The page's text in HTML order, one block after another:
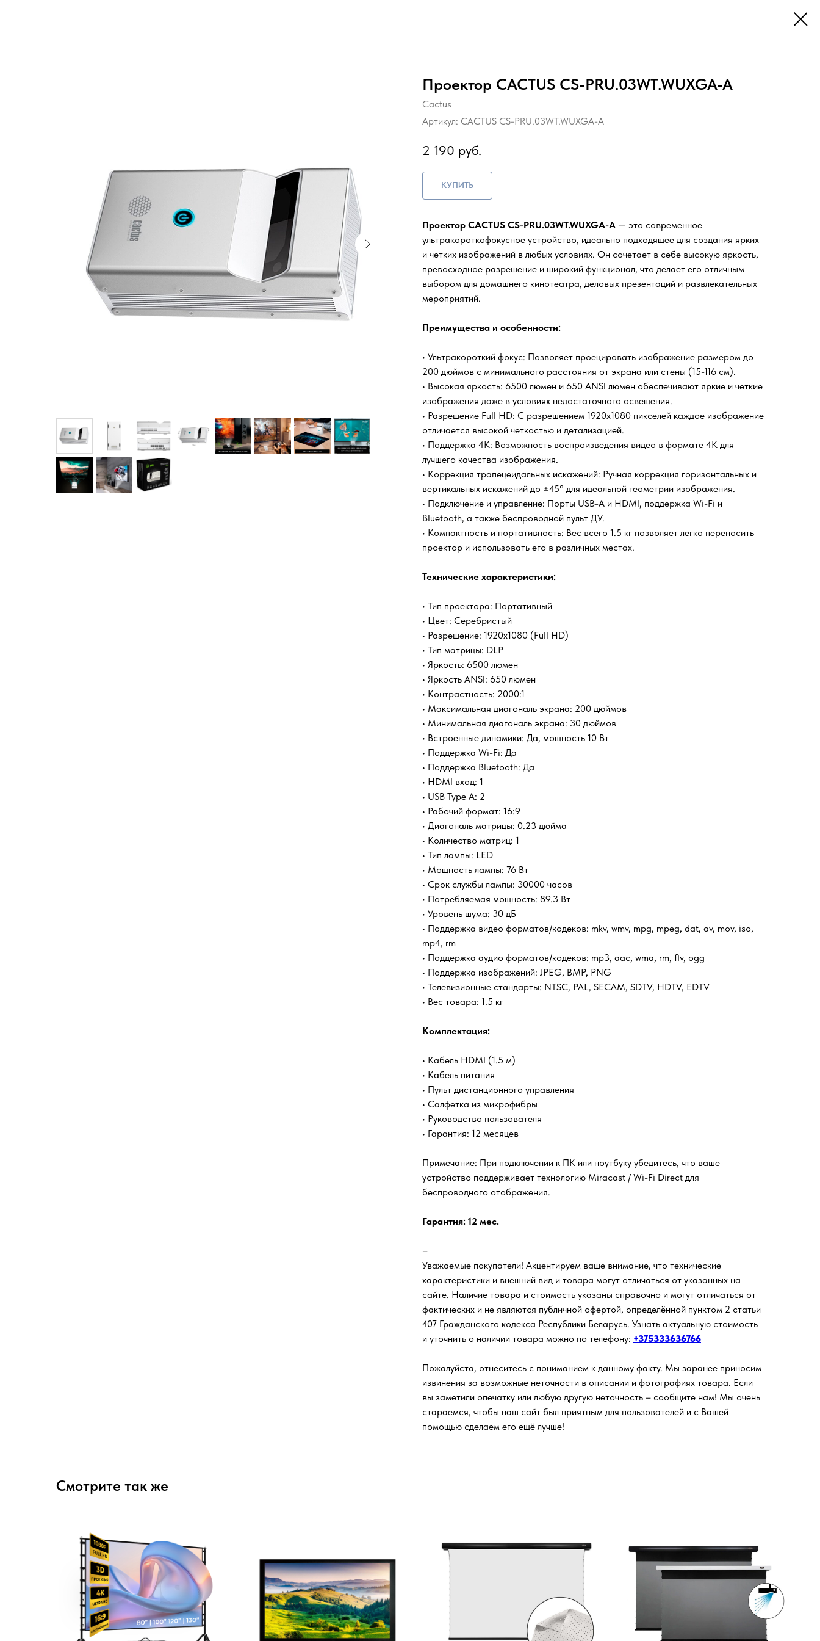
Проектор CACTUS CS-PRU.03WT.WUXGA-A
Cactus
Артикул: CACTUS CS-PRU.03WT.WUXGA-A
2 190 руб.
КУПИТЬ
Проектор CACTUS CS-PRU.03WT.WUXGA-A — это современное
ультракороткофокусное устройство, идеально подходящее для создания ярких
и четких изображений в любых условиях. Он сочетает в себе высокую яркость,
превосходное разрешение и широкий функционал, что делает его отличным
выбором для домашнего кинотеатра, деловых презентаций и развлекательных
мероприятий.
Преимущества и особенности:
• Ультракороткий фокус: Позволяет проецировать изображение размером до
200 дюймов с минимального расстояния от экрана или стены (15-116 см).
• Высокая яркость: 6500 люмен и 650 ANSI люмен обеспечивают яркие и четкие
изображения даже в условиях недостаточного освещения.
• Разрешение Full HD: С разрешением 1920x1080 пикселей каждое изображение
отличается высокой четкостью и детализацией.
• Поддержка 4K: Возможность воспроизведения видео в формате 4K для
лучшего качества изображения.
• Коррекция трапецеидальных искажений: Ручная коррекция горизонтальных и
вертикальных искажений до ±45° для идеальной геометрии изображения.
• Подключение и управление: Порты USB-A и HDMI, поддержка Wi-Fi и
Bluetooth, а также беспроводной пульт ДУ.
• Компактность и портативность: Вес всего 1.5 кг позволяет легко переносить
проектор и использовать его в различных местах.
Технические характеристики:
• Тип проектора: Портативный
• Цвет: Серебристый
• Разрешение: 1920x1080 (Full HD)
• Тип матрицы: DLP
• Яркость: 6500 люмен
• Яркость ANSI: 650 люмен
• Контрастность: 2000:1
• Максимальная диагональ экрана: 200 дюймов
• Минимальная диагональ экрана: 30 дюймов
• Встроенные динамики: Да, мощность 10 Вт
• Поддержка Wi-Fi: Да
• Поддержка Bluetooth: Да
• HDMI вход: 1
• USB Type A: 2
• Рабочий формат: 16:9
• Диагональ матрицы: 0.23 дюйма
• Количество матриц: 1
• Тип лампы: LED
• Мощность лампы: 76 Вт
• Срок службы лампы: 30000 часов
• Потребляемая мощность: 89.3 Вт
• Уровень шума: 30 дБ
• Поддержка видео форматов/кодеков: mkv, wmv, mpg, mpeg, dat, av, mov, iso,
mp4, rm
• Поддержка аудио форматов/кодеков: mp3, aac, wma, rm, flv, ogg
• Поддержка изображений: JPEG, BMP, PNG
• Телевизионные стандарты: NTSC, PAL, SECAM, SDTV, HDTV, EDTV
• Вес товара: 1.5 кг
Комплектация:
• Кабель HDMI (1.5 м)
• Кабель питания
• Пульт дистанционного управления
• Салфетка из микрофибры
• Руководство пользователя
• Гарантия: 12 месяцев
Примечание: При подключении к ПК или ноутбуку убедитесь, что ваше
устройство поддерживает технологию Miracast / Wi-Fi Direct для
беспроводного отображения.
Гарантия: 12 мес.
–
Уважаемые покупатели! Акцентируем ваше внимание, что технические
характеристики и внешний вид и товара могут отличаться от указанных на
сайте. Наличие товара и стоимость указаны справочно и могут отличаться от
фактических и не являются публичной офертой, определённой пунктом 2 статьи
407 Гражданского кодекса Республики Беларусь. Узнать актуальную стоимость
и уточнить о наличии товара можно по телефону: +375333636766
Пожалуйста, отнеситесь с пониманием к данному факту. Мы заранее приносим
извинения за возможные неточности в описании и фотографиях товара. Если
вы заметили опечатку или любую другую неточность – сообщите нам! Мы очень
стараемся, чтобы наш сайт был приятным для пользователей и с Вашей
помощью сделаем его ещё лучше!
Смотрите так же